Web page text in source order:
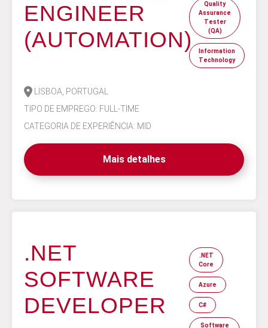
ENGINEER
(AUTOMATION)
Quality
Assurance
Tester
(QA)
Information
Technology
LISBOA, PORTUGAL
TIPO DE EMPREGO: FULL-TIME
CATEGORIA DE EXPERIÊNCIA: MID
Mais detalhes
.NET
SOFTWARE
DEVELOPER
.NET
Core
Azure
C#
Software